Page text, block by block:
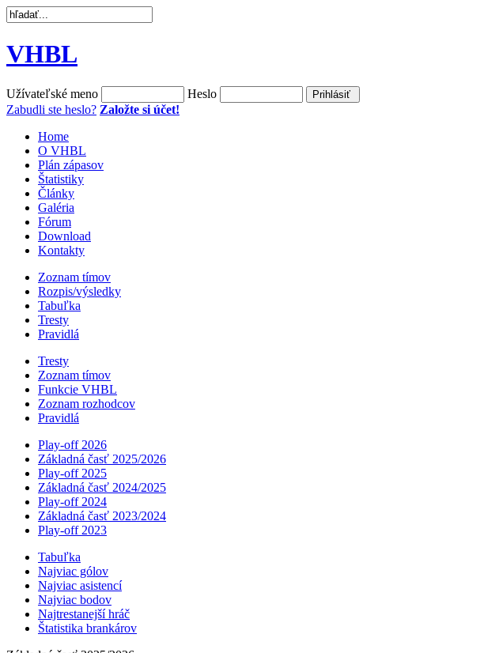
VHBL
Užívateľské meno
Heslo
Zabudli ste heslo? Založte si účet!
Home
O VHBL
Plán zápasov
Štatistiky
Články
Galéria
Fórum
Download
Kontakty
Zoznam tímov
Rozpis/výsledky
Tabuľka
Tresty
Pravidlá
Tresty
Zoznam tímov
Funkcie VHBL
Zoznam rozhodcov
Pravidlá
Play-off 2026
Základná časť 2025/2026
Play-off 2025
Základná časť 2024/2025
Play-off 2024
Základná časť 2023/2024
Play-off 2023
Tabuľka
Najviac gólov
Najviac asistencí­
Najviac bodov
Najtrestanejší hráč
Štatistika brankárov